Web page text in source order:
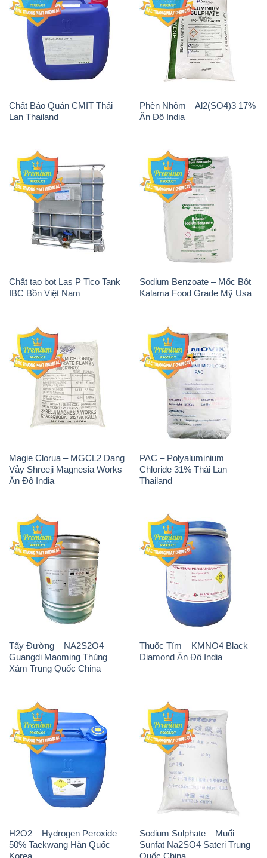
Chất Bảo Quản CMIT Thái
Lan Thailand
Phèn Nhôm – Al2(SO4)3 17%
Ấn Độ India
Chất tạo bọt Las P Tico Tank
IBC Bồn Việt Nam
Sodium Benzoate – Mốc Bột
Kalama Food Grade Mỹ Usa
Magie Clorua – MGCL2 Dạng
Vảy Shreeji Magnesia Works
Ấn Độ India
PAC – Polyaluminium
Chloride 31% Thái Lan
Thailand
Tẩy Đường – NA2S2O4
Guangdi Maoming Thùng
Xám Trung Quốc China
Thuốc Tím – KMNO4 Black
Diamond Ấn Độ India
H2O2 – Hydrogen Peroxide
50% Taekwang Hàn Quốc
Korea
Sodium Sulphate – Muối
Sunfat Na2SO4 Sateri Trung
Quốc China